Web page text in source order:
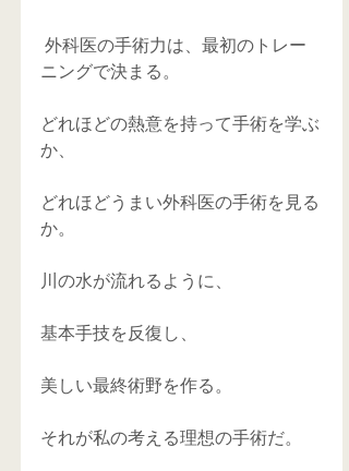
ニングで決まる。
どれほどの熱意を持って手術を学ぶ
か、
どれほどうまい外科医の手術を見る
か。
川の水が流れるように、
基本手技を反復し、
美しい最終術野を作る。
それが私の考える理想の手術だ。